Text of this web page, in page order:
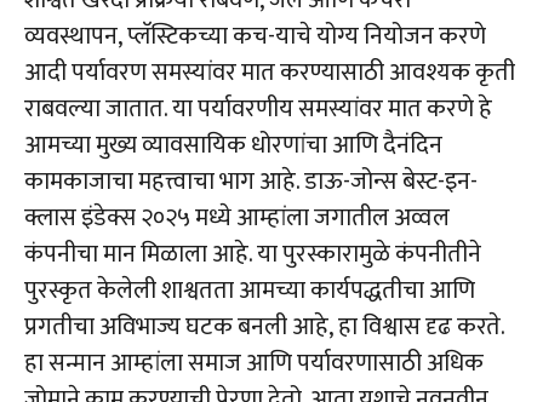
व्यवस्थापन, प्लॅस्टिकच्या कच-याचे योग्य नियोजन करणे
आदी पर्यावरण समस्यांवर मात करण्यासाठी आवश्यक कृती
राबवल्या जातात. या पर्यावरणीय समस्यांवर मात करणे हे
आमच्या मुख्य व्यावसायिक धोरणांचा आणि दैनंदिन
कामकाजाचा महत्त्वाचा भाग आहे. डाऊ-जोन्स बेस्ट-इन-
क्लास इंडेक्स २०२५ मध्ये आम्हांला जगातील अव्वल
कंपनीचा मान मिळाला आहे. या पुरस्कारामुळे कंपनीतीने
पुरस्कृत केलेली शाश्वतता आमच्या कार्यपद्धतीचा आणि
प्रगतीचा अविभाज्य घटक बनली आहे, हा विश्वास दृढ करते.
हा सन्मान आम्हांला समाज आणि पर्यावरणासाठी अधिक